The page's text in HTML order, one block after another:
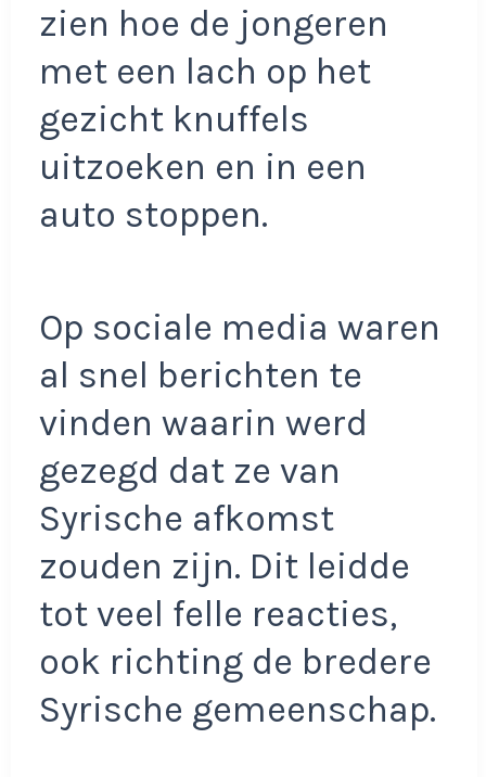
zien hoe de jongeren
met een lach op het
gezicht knuffels
uitzoeken en in een
auto stoppen.
Op sociale media waren
al snel berichten te
vinden waarin werd
gezegd dat ze van
Syrische afkomst
zouden zijn. Dit leidde
tot veel felle reacties,
ook richting de bredere
Syrische gemeenschap.